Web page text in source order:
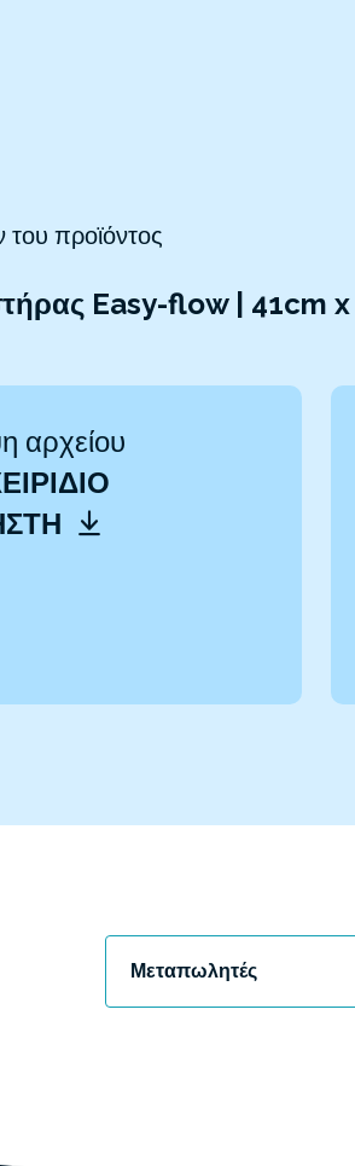
προϊόντος
Easy-flow | 41cm
αρχείου
Μεταπωλητές